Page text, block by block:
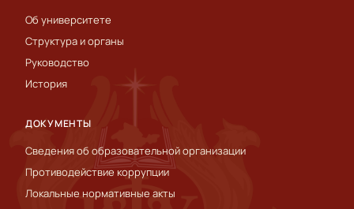
Об университете
Структура и органы
Руководство
История
ДОКУМЕНТЫ
Сведения об образовательной организации
Противодействие коррупции
Локальные нормативные акты